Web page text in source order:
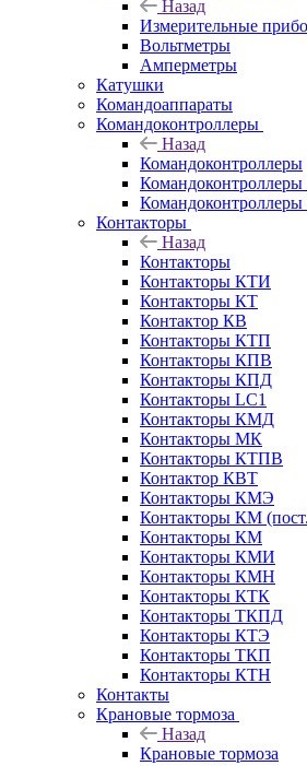
Назад
Измерительные
Вольтметры
Амперметры
Катушки
Командоаппараты
Командоконтроллеры
Назад
Командоконтроллеры
Контакторы
Назад
Контакторы
Контакторы КТИ
Контакторы КТ
Контактор КВ
Контакторы КТП
Контакторы КПВ
Контакторы КПД
Контакторы LC1
Контакторы КМД
Контакторы МК
Контакторы КТПВ
Контактор КВТ
Контакторы КМЭ
Контакторы КМ
Контакторы КМ
Контакторы КМИ
Контакторы КМН
Контакторы КТК
Контакторы ТКПД
Контакторы КТЭ
Контакторы ТКП
Контакторы КТН
Контакты
Крановые тормоза
Назад
Крановые тормоза